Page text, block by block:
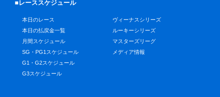
■レーススケジュール
本日のレース
本日の払戻金一覧
月間スケジュール
SG・PG1スケジュール
G1・G2スケジュール
G3スケジュール
ヴィーナスシリーズ
ルーキーシリーズ
マスターズリーグ
メディア情報